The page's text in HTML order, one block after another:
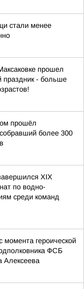
стали менее
прошел
праздник - больше
прошёл
более 300
XIХ
по водно-
среди команд
момента героической
ФСБ
Алексеева